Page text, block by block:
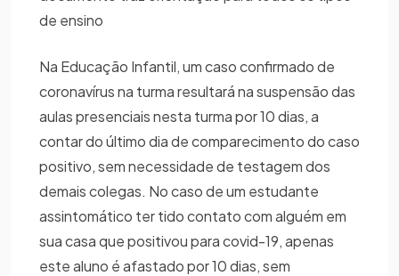
de ensino
Na Educação Infantil, um caso confirmado de
coronavírus na turma resultará na suspensão das
aulas presenciais nesta turma por 10 dias, a
contar do último dia de comparecimento do caso
positivo, sem necessidade de testagem dos
demais colegas. No caso de um estudante
assintomático ter tido contato com alguém em
sua casa que positivou para covid-19, apenas
este aluno é afastado por 10 dias, sem